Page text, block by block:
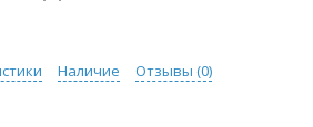
Наличие Отзывы (0)